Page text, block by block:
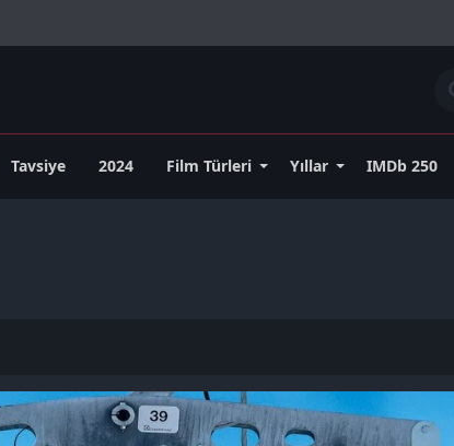
Tavsiye 2024 Film Türleri Yıllar IMDb 250